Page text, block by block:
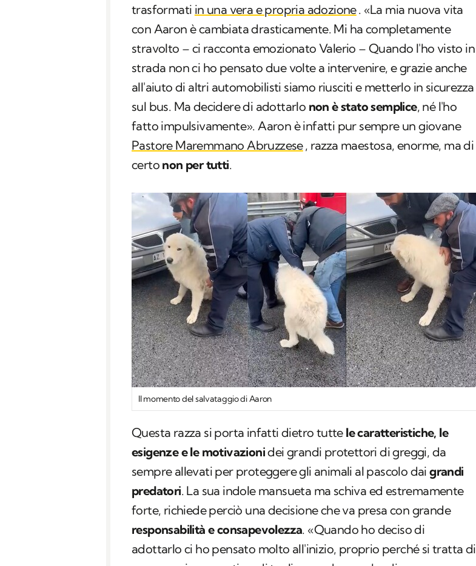
trasformati in una vera e propria adozione. «La mia nuova vita
con Aaron è cambiata drasticamente. Mi ha completamente
stravolto – ci racconta emozionato Valerio – Quando l'ho visto in
strada non ci ho pensato due volte a intervenire, e grazie anche
all'aiuto di altri automobilisti siamo riusciti e metterlo in sicurezza
sul bus. Ma decidere di adottarlo non è stato semplice, né l'ho
fatto impulsivamente». Aaron è infatti pur sempre un giovane
Pastore Maremmano Abruzzese, razza maestosa, enorme, ma di
certo non per tutti.
Il momento del salvataggio di Aaron
Questa razza si porta infatti dietro tutte le caratteristiche, le
esigenze e le motivazionidei grandi protettori di greggi, da
sempre allevati per proteggere gli animali al pascolo daigrandi
predatori. La sua indole mansueta ma schiva ed estremamente
forte, richiede perciò una decisione che va presa con grande
responsabilità e consapevolezza. «Quando ho deciso di
adottarlo ci ho pensato molto all'inizio, proprio perché si tratta di